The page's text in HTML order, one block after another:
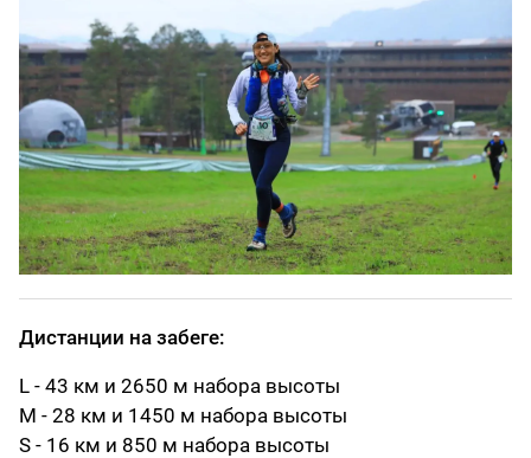
Дистанции на забеге:
L - 43 км и 2650 м набора высоты
M - 28 км и 1450 м набора высоты
S - 16 км и 850 м набора высоты